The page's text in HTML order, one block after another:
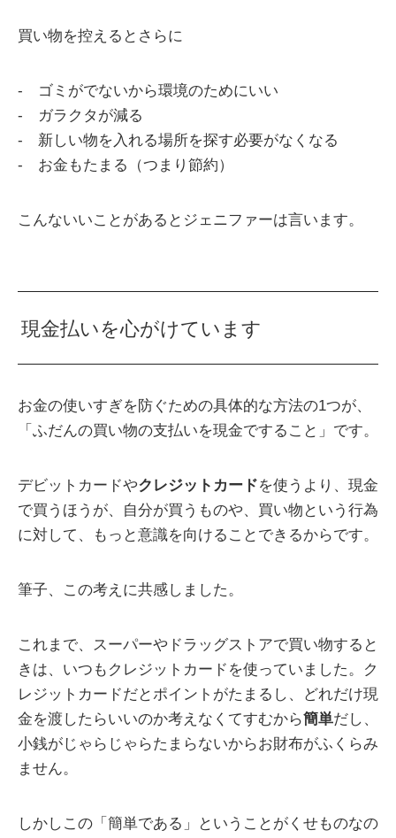
買い物を控えるとさらに
- ゴミがでないから環境のためにいい
- ガラクタが減る
- 新しい物を入れる場所を探す必要がなくなる
- お金もたまる（つまり節約）
こんないいことがあるとジェニファーは言います。
現金払いを心がけています
お金の使いすぎを防ぐための具体的な方法の1つが、
「ふだんの買い物の支払いを現金ですること」です。
デビットカードやクレジットカードを使うより、現金
で買うほうが、自分が買うものや、買い物という行為
に対して、もっと意識を向けることできるからです。
筆子、この考えに共感しました。
これまで、スーパーやドラッグストアで買い物すると
きは、いつもクレジットカードを使っていました。ク
レジットカードだとポイントがたまるし、どれだけ現
金を渡したらいいのか考えなくてすむから簡単だし、
小銭がじゃらじゃらたまらないからお財布がふくらみ
ません。
しかしこの「簡単である」ということがくせものなの